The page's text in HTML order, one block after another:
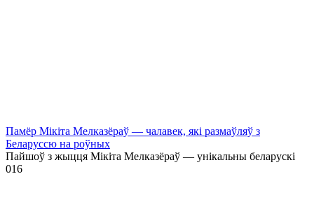
Памёр Мікіта Мелказёраў — чалавек, які размаўляў з
Беларуссю на роўных
Пайшоў з жыцця Мікіта Мелказёраў — унікальны беларускі
016